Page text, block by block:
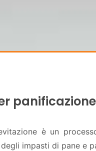
è un
impasti di pane e